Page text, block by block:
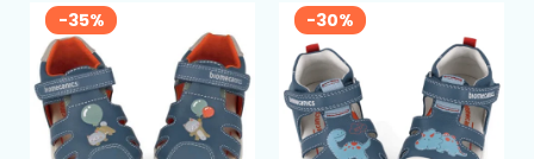
-35% -30%